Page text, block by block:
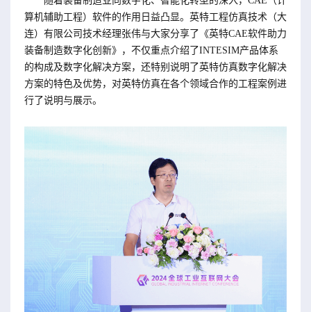
算机辅助工程）软件的作用日益凸显。英特工程仿真技术（大
连）有限公司技术经理张伟与大家分享了《英特CAE软件助力
装备制造数字化创新》，不仅重点介绍了INTESIM产品体系
的构成及数字化解决方案，还特别说明了英特仿真数字化解决
方案的特色及优势，对英特仿真在各个领域合作的工程案例进
行了说明与展示。